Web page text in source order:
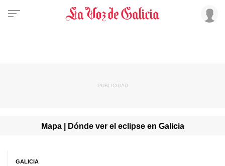
Mapa | Dónde ver el eclipse en Galicia
GALICIA